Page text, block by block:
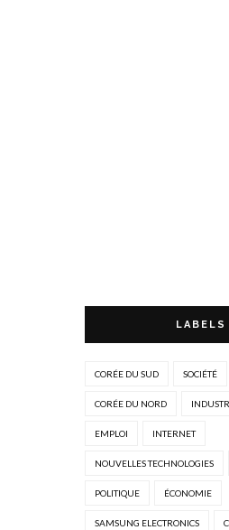
LABELS
CORÉE DU SUD SOCIÉTÉ
CORÉE DU NORD
EMPLOI INTERNET
NOUVELLES TECHNOLOGIES
POLITIQUE ÉCONOMIE
SAMSUNG ELECTRONICS